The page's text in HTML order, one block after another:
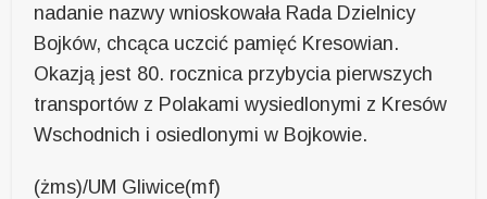
nadanie nazwy wnioskowała Rada Dzielnicy
Bojków, chcąca uczcić pamięć Kresowian.
Okazją jest 80. rocznica przybycia pierwszych
transportów z Polakami wysiedlonymi z Kresów
Wschodnich i osiedlonymi w Bojkowie.
(żms)/UM Gliwice(mf)